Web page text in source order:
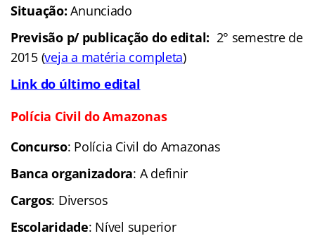
Situação:Anunciado
Previsão p/ publicação do edital: 2° semestre de
2015 (veja a matéria completa)
Link do último edital
Polícia Civil do Amazonas
Concurso: Polícia Civil do Amazonas
Banca organizadora: A definir
Cargos: Diversos
Escolaridade: Nível superior